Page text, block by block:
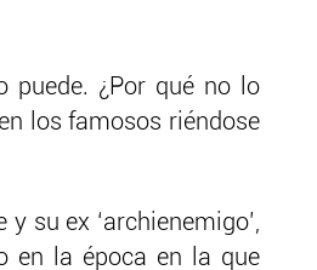
puede. ¿Por qué no lo
los famosos riéndose
su ex ‘archienemigo’,
en la época en la que